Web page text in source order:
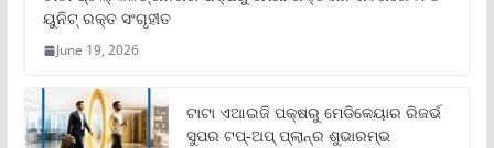
ୟୁନିଟ୍‌ ରକ୍ତ ସଂଗୃହୀତ
June 19, 2026
ଟାଟା ଏଆଇଜି ପକ୍ଷରୁ ମେଡିକେୟାର ରିଜର୍ଭ
ସୁପର ଟପ୍‌-ଅପ୍ ପ୍ଲାନ୍‌ର ଶୁଭାରମ୍ଭ